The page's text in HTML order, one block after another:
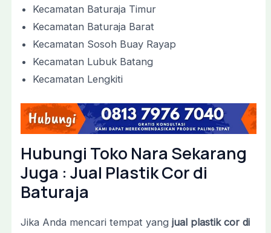
Kecamatan Baturaja Timur
Kecamatan Baturaja Barat
Kecamatan Sosoh Buay Rayap
Kecamatan Lubuk Batang
Kecamatan Lengkiti
Hubungi Toko Nara Sekarang
Juga : Jual Plastik Cor di
Baturaja
Jika Anda mencari tempat yang jual plastik cor di